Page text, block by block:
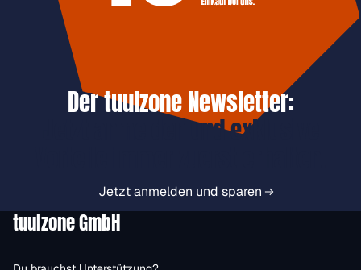
Der tuulzone Newsletter:
Jetzt anmelden und exklusive
Jetzt anmelden und sparen
tuulzone GmbH